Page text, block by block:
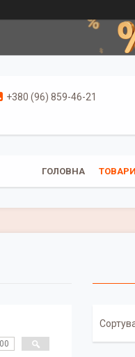
+380 (96) 859-46-21
ГОЛОВНА